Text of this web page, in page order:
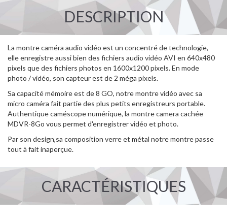
DESCRIPTION
La montre caméra audio vidéo est un concentré de technologie,
elle enregistre aussi bien des fichiers audio vidéo AVI en 640x480
pixels que des fichiers photos en 1600x1200 pixels. En mode
photo / vidéo, son capteur est de 2 méga pixels.
Sa capacité mémoire est de 8 GO, notre montre vidéo avec sa
micro caméra fait partie des plus petits enregistreurs portable.
Authentique caméscope numérique, la montre camera cachée
MDVR-8Go vous permet d'enregistrer vidéo et photo.
Par son design,sa composition verre et métal notre montre passe
tout à fait inaperçue.
CARACTÉRISTIQUES